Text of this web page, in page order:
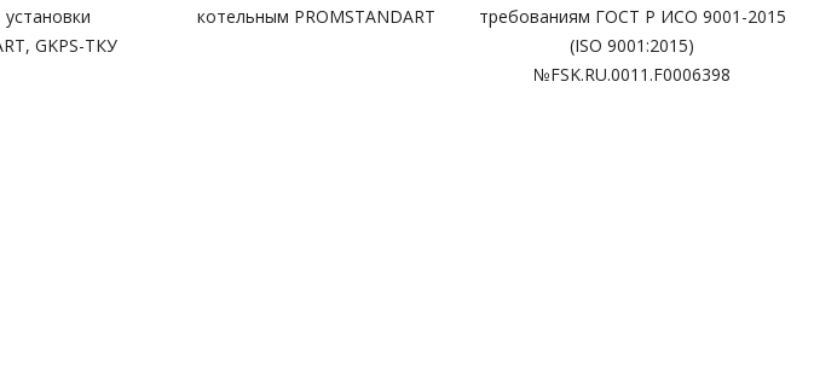
GKPS-ТКУ
котельным PROMSTANDART
требованиям ГОСТ Р ИСО 9001-2015
(ISO 9001:2015)
№FSK.RU.0011.F0006398